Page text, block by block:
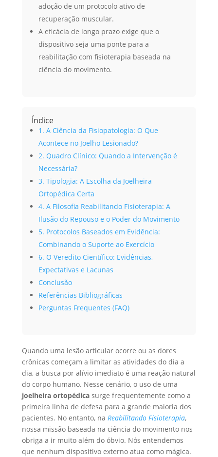
adoção de um protocolo ativo de
recuperação muscular.
A eficácia de longo prazo exige que o
dispositivo seja uma ponte para a
reabilitação com fisioterapia baseada na
ciência do movimento.
Índice
1. A Ciência da Fisiopatologia: O Que
Acontece no Joelho Lesionado?
2. Quadro Clínico: Quando a Intervenção é
Necessária?
3. Tipologia: A Escolha da Joelheira
Ortopédica Certa
4. A Filosofia Reabilitando Fisioterapia: A
Ilusão do Repouso e o Poder do Movimento
5. Protocolos Baseados em Evidência:
Combinando o Suporte ao Exercício
6. O Veredito Científico: Evidências,
Expectativas e Lacunas
Conclusão
Referências Bibliográficas
Perguntas Frequentes (FAQ)
Quando uma lesão articular ocorre ou as dores
crônicas começam a limitar as atividades do dia a
dia, a busca por alívio imediato é uma reação natural
do corpo humano. Nesse cenário, o uso de uma
joelheira ortopédicasurge frequentemente como a
primeira linha de defesa para a grande maioria dos
pacientes. No entanto, na Reabilitando Fisioterapia,
nossa missão baseada na ciência do movimento nos
obriga a ir muito além do óbvio. Nós entendemos
que nenhum dispositivo externo atua como mágica.